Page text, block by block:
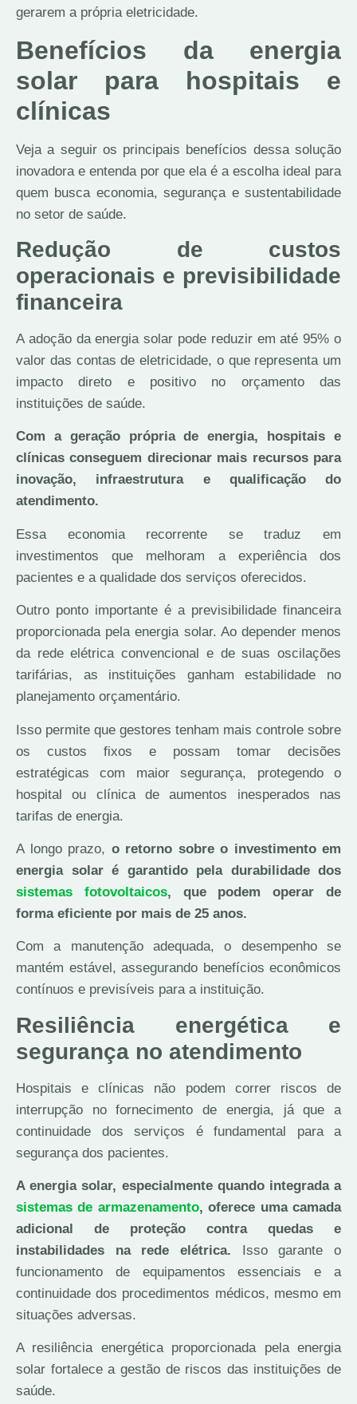
gerarem a própria eletricidade.
Benefícios da energia
solar para hospitais e
clínicas
Veja a seguir os principais benefícios dessa solução
inovadora e entenda por que ela é a escolha ideal para
quem busca economia, segurança e sustentabilidade
no setor de saúde.
Redução de custos
operacionais e previsibilidade
financeira
A adoção da energia solar pode reduzir em até 95% o
valor das contas de eletricidade, o que representa um
impacto direto e positivo no orçamento das
instituições de saúde.
Com a geração própria de energia, hospitais e
clínicas conseguem direcionar mais recursos para
inovação, infraestrutura e qualificação do
atendimento.
Essa economia recorrente se traduz em
investimentos que melhoram a experiência dos
pacientes e a qualidade dos serviços oferecidos.
Outro ponto importante é a previsibilidade financeira
proporcionada pela energia solar. Ao depender menos
da rede elétrica convencional e de suas oscilações
tarifárias, as instituições ganham estabilidade no
planejamento orçamentário.
Isso permite que gestores tenham mais controle sobre
os custos fixos e possam tomar decisões
estratégicas com maior segurança, protegendo o
hospital ou clínica de aumentos inesperados nas
tarifas de energia.
A longo prazo, o retorno sobre o investimento em
energia solar é garantido pela durabilidade dos
sistemas fotovoltaicos, que podem operar de
forma eficiente por mais de 25 anos.
Com a manutenção adequada, o desempenho se
mantém estável, assegurando benefícios econômicos
contínuos e previsíveis para a instituição.
Resiliência energética e
segurança no atendimento
Hospitais e clínicas não podem correr riscos de
interrupção no fornecimento de energia, já que a
continuidade dos serviços é fundamental para a
segurança dos pacientes.
A energia solar, especialmente quando integrada a
sistemas de armazenamento, oferece uma camada
adicional de proteção contra quedas e
instabilidades na rede elétrica. Isso garante o
funcionamento de equipamentos essenciais e a
continuidade dos procedimentos médicos, mesmo em
situações adversas.
A resiliência energética proporcionada pela energia
solar fortalece a gestão de riscos das instituições de
saúde.